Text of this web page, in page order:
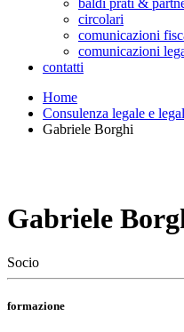
baldi prati &
circolari
comunicazioni
comunicazioni
contatti
Home
Consulenza legale e
Gabriele Borghi
Gabriele
Socio
formazione